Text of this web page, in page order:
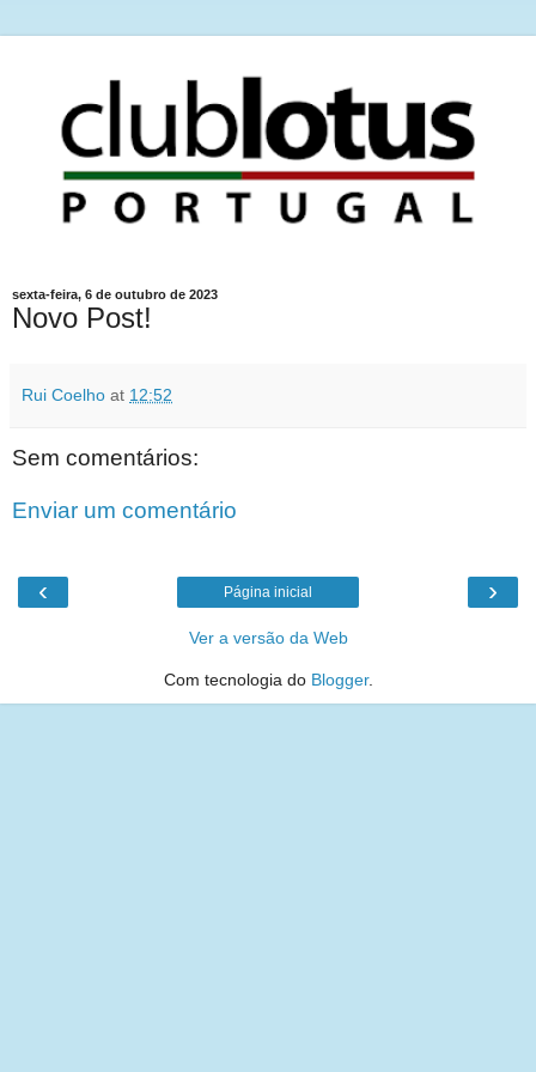
sexta-feira, 6 de outubro de 2023
Novo Post!
Rui Coelho at 12:52
Sem comentários:
Enviar um comentário
‹ ›
Página inicial
Ver a versão da Web
Com tecnologia do Blogger.